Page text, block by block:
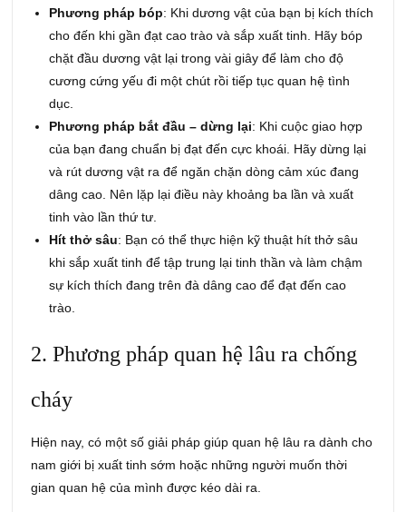
Phương pháp bóp: Khi dương vật của bạn bị kích thích
cho đến khi gần đạt cao trào và sắp xuất tinh. Hãy bóp
chặt đầu dương vật lại trong vài giây để làm cho độ
cương cứng yếu đi một chút rồi tiếp tục quan hệ tình
dục.
Phương pháp bắt đầu – dừng lại: Khi cuộc giao hợp
của bạn đang chuẩn bị đạt đến cực khoái. Hãy dừng lại
và rút dương vật ra để ngăn chặn dòng cảm xúc đang
dâng cao. Nên lặp lại điều này khoảng ba lần và xuất
tinh vào lần thứ tư.
Hít thở sâu: Bạn có thể thực hiện kỹ thuật hít thở sâu
khi sắp xuất tinh để tập trung lại tinh thần và làm chậm
sự kích thích đang trên đà dâng cao để đạt đến cao
trào.
2. Phương pháp quan hệ lâu ra chống
cháy
Hiện nay, có một số giải pháp giúp quan hệ lâu ra dành cho
nam giới bị xuất tinh sớm hoặc những người muốn thời
gian quan hệ của mình được kéo dài ra.